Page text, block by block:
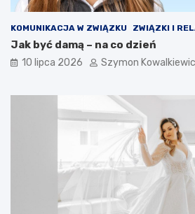
KOMUNIKACJA W ZWIĄZKU ZWIĄZKI I
Jak być damą – na co dzień
10 lipca 2026 Szymon